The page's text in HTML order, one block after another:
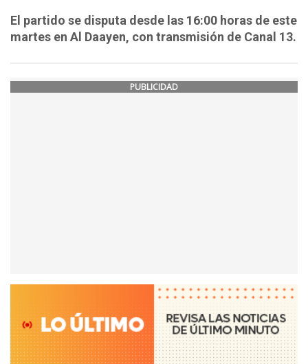
El partido se disputa desde las 16:00 horas de este
martes en Al Daayen, con transmisión de Canal 13.
PUBLICIDAD